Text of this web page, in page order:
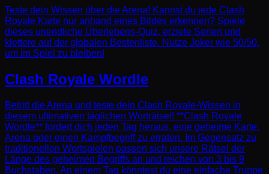
Teste dein Wissen über die Arena! Kannst du jede Clash
Royale Karte nur anhand eines Bildes erkennen? Spiele
dieses unendliche Überlebens-Quiz, erziele Serien und
klettere auf der globalen Bestenliste. Nutze Joker wie 50/50,
um im Spiel zu bleiben!
Clash Royale Wordle
Betritt die Arena und teste dein Clash Royale-Wissen in
diesem ultimativen täglichen Worträtsel! **Clash Royale
Wordle** fordert dich jeden Tag heraus, eine geheime Karte,
Arena oder einen Kampfbegriff zu erraten. Im Gegensatz zu
traditionellen Wortspielen passen sich unsere Rätsel der
Länge des geheimen Begriffs an und reichen von 3 bis 9
Buchstaben. An einem Tag könntest du eine einfache Truppe